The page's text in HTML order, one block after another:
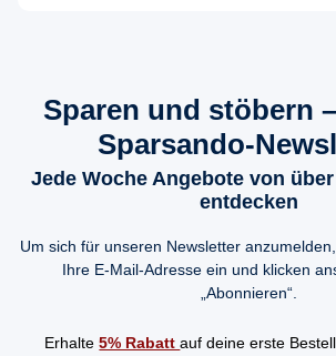
Sparen und stöbern
Sparsando-
Jede Woche Angebote von
entdecken
Um sich für unseren Newsletter
Ihre E-Mail-Adresse ein und klicken
„Abonnieren“.
Erhalte5% Rabattauf deine erste